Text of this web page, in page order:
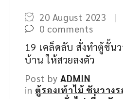
20 August 2023
0 comments
19 เคล็ดลับ สั่งทำตู้ชั้น
บ้าน ให้สวยลงตัว
Post byADMIN
in ตู้รองเท้าไม้ ชันวางร